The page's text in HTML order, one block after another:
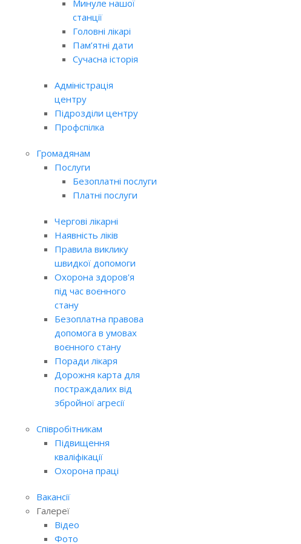
Минуле нашої
станції
Головні лікарі
Пам’ятні дати
Сучасна історія
Адміністрація
центру
Підрозділи центру
Профспілка
Громадянам
Послуги
Безоплатні послуги
Платні послуги
Чергові лікарні
Наявність ліків
Правила виклику
швидкої допомоги
Охорона здоров'я
під час воєнного
стану
Безоплатна правова
допомога в умовах
воєнного стану
Поради лікаря
Дорожня карта для
постраждалих від
збройної агресії
Співробітникам
Підвищення
кваліфікації
Охорона праці
Вакансії
Галереї
Відео
Фото